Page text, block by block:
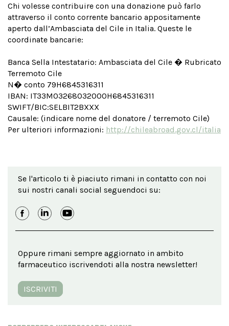
Chi volesse contribuire con una donazione può farlo
attraverso il conto corrente bancario appositamente
aperto dall’Ambasciata del Cile in Italia. Queste le
coordinate bancarie:
Banca Sella Intestatario: Ambasciata del Cile � Rubricato
Terremoto Cile
N� conto 79H6845316311
IBAN: IT33M03268032000H6845316311
SWIFT/BIC:SELBIT2BXXX
Causale: (indicare nome del donatore / terremoto Cile)
Per ulteriori informazioni: http://chileabroad.gov.cl/italia
Se l'articolo ti è piaciuto rimani in contatto con noi
sui nostri canali social seguendoci su:
Oppure rimani sempre aggiornato in ambito
farmaceutico iscrivendoti alla nostra newsletter!
ISCRIVITI